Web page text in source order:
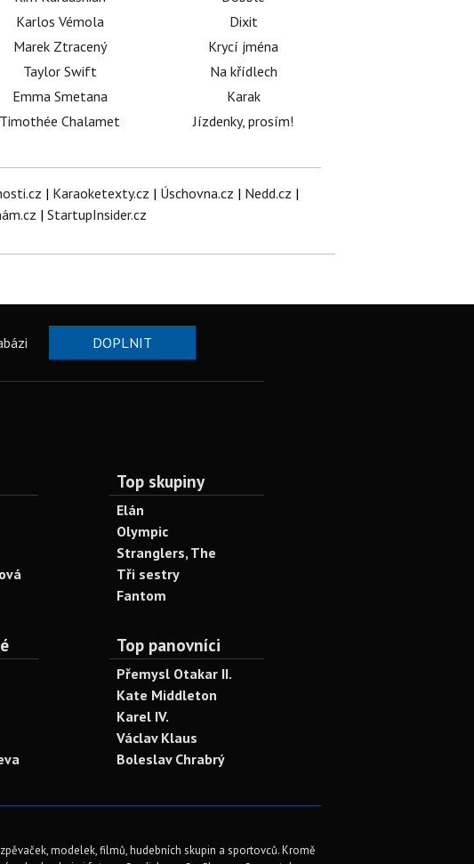
Karlos Vémola
Marek Ztracený
Taylor Swift
Emma Smetana
Timothée Chalamet
Dixit
Krycí jména
Na křídlech
Karak
Jízdenky, prosím!
| Karaoketexty.cz | Úschovna.cz | Nedd.cz |
| StartupInsider.cz
DOPLNIT
Top skupiny
Elán
Olympic
Stranglers, The
Tři sestry
Fantom
Top panovníci
Přemysl Otakar II.
Kate Middleton
Karel IV.
Václav Klaus
Boleslav Chrabrý
modelek, filmů, hudebních skupin a sportovců. Kromě